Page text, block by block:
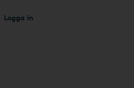
Logga in